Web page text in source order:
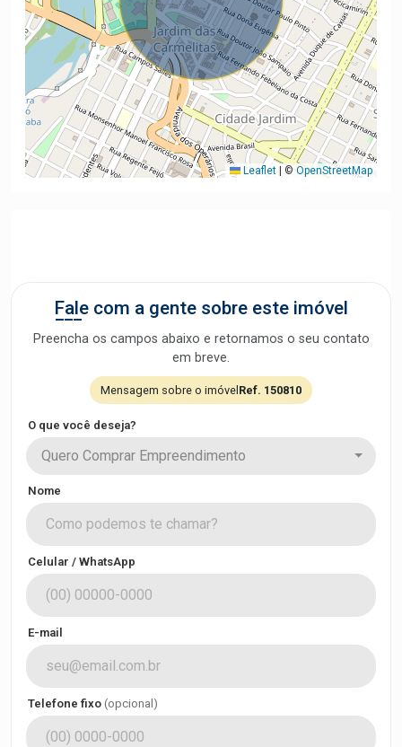
Leaflet ©OpenStreetMap
Fale com a gente sobre este imóvel
Preencha os campos abaixo e retornamos o seu contato
em breve.
Mensagem sobre o imóvel Ref. 150810
O que você deseja?
Quero Comprar Empreendimento
Nome
Celular / WhatsApp
E-mail
Telefone fixo (opcional)